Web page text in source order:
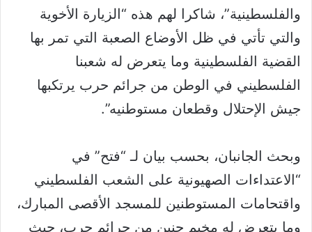
والفلسطينية”، شاكرا لهم هذه “الزيارة الأخوية
والتي تأتي في ظل الأوضاع الصعبة التي تمر بها
القضية الفلسطينية وما يتعرض له شعبنا
الفلسطيني في الوطن من جرائم حرب يرتكبها
جيش الإحتلال وقطعان مستوطنيه”.
وبحث الجانبان، بحسب بيان لـ “فتح” في
“الاعتداءات الصهيونية على الشعب الفلسطيني
واقتحامات المستوطنين للمسجد الأقصى المبارك،
وما يتعرض له مخيم جنين من جرائم حرب، حيث